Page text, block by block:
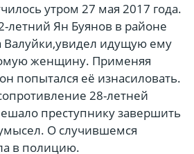
утром 27 мая 2017 года.
летний Ян Буянов в районе
Валуйки,увидел идущую ему
женщину. Применяя
попытался её изнасиловать.
28-летней
преступнику завершить
О случившемся
в полицию.